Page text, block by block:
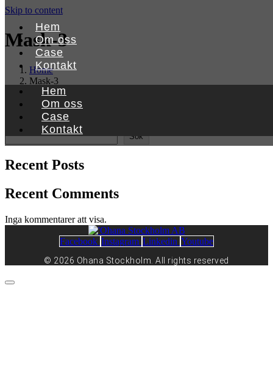
Skip to content
Hem
Om oss
Case
Kontakt
Hem
Om oss
Case
Kontakt
Mask-3
Home
Mask-3
Sök
Sök
Recent Posts
Recent Comments
Inga kommentarer att visa.
Facebook Instagram Linkedin Youtube
© 2026 Ohana Stockholm. All rights reserved